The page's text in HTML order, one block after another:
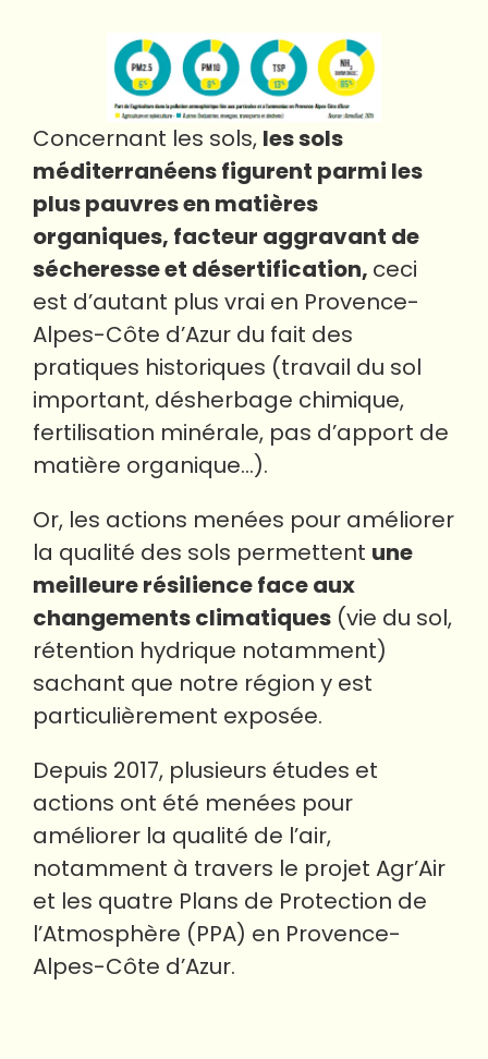
Concernant les sols, les sols
méditerranéens figurent parmi les
plus pauvres en matières
organiques, facteur aggravant de
sécheresse et désertification, ceci
est d’autant plus vrai en Provence-
Alpes-Côte d’Azur du fait des
pratiques historiques (travail du sol
important, désherbage chimique,
fertilisation minérale, pas d’apport de
matière organique…).
Or, les actions menées pour améliorer
la qualité des sols permettent une
meilleure résilience face aux
changements climatiques (vie du sol,
rétention hydrique notamment)
sachant que notre région y est
particulièrement exposée.
Depuis 2017, plusieurs études et
actions ont été menées pour
améliorer la qualité de l’air,
notamment à travers le projet Agr’Air
et les quatre Plans de Protection de
l’Atmosphère (PPA) en Provence-
Alpes-Côte d’Azur.